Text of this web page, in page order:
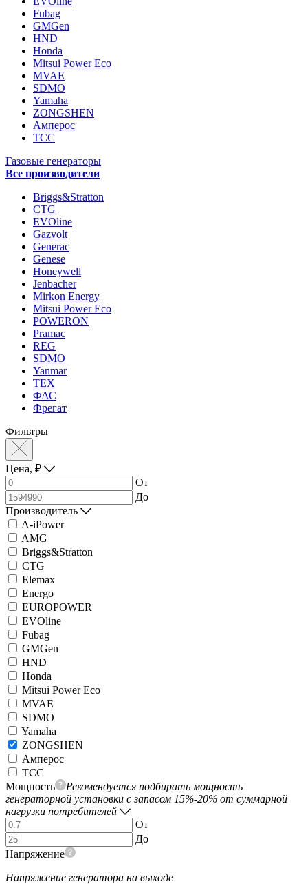
Fubag
GMGen
HND
Honda
Mitsui Power Eco
MVAE
SDMO
Yamaha
ZONGSHEN
Амперос
ТСС
Газовые генераторы
Все производители
Briggs&Stratton
CTG
EVOline
Gazvolt
Generac
Genese
Honeywell
Jenbacher
Mirkon Energy
Mitsui Power Eco
POWERON
Pramac
REG
SDMO
Yanmar
ТЕХ
ФАС
Фрегат
Фильтры
Цена, ₽
От
До
Производитель
A-iPower
AMG
Briggs&Stratton
CTG
Elemax
Energo
EUROPOWER
EVOline
Fubag
GMGen
HND
Honda
Mitsui Power Eco
MVAE
SDMO
Yamaha
ZONGSHEN
Амперос
ТСС
Мощность
Рекомендуется подбирать мощность
генераторной установки с запасом 15%-20% от суммарной
нагрузки потребителей
От
До
Напряжение
Напряжение генератора на выходе